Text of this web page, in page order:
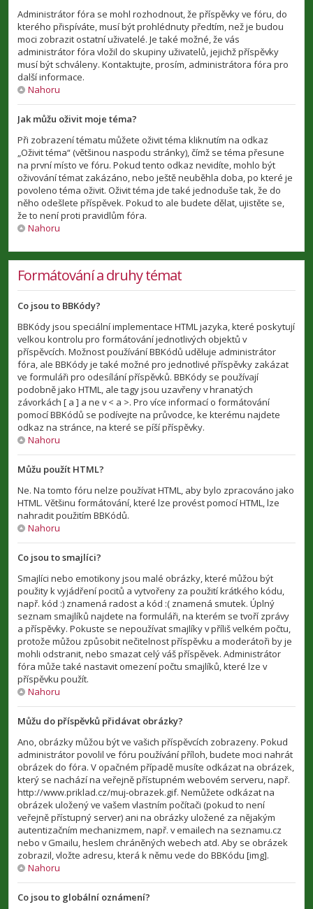
Administrátor fóra se mohl rozhodnout, že příspěvky ve fóru, do
kterého přispíváte, musí být prohlédnuty předtím, než je budou
moci zobrazit ostatní uživatelé. Je také možné, že vás
administrátor fóra vložil do skupiny uživatelů, jejichž příspěvky
musí být schváleny. Kontaktujte, prosím, administrátora fóra pro
další informace.
Nahoru
Jak můžu oživit moje téma?
Při zobrazení tématu můžete oživit téma kliknutím na odkaz
„Oživit téma“ (většinou naspodu stránky), čímž se téma přesune
na první místo ve fóru. Pokud tento odkaz nevidíte, mohlo být
oživování témat zakázáno, nebo ještě neuběhla doba, po které je
povoleno téma oživit. Oživit téma jde také jednoduše tak, že do
něho odešlete příspěvek. Pokud to ale budete dělat, ujistěte se,
že to není proti pravidlům fóra.
Nahoru
Formátování a druhy témat
Co jsou to BBKódy?
BBKódy jsou speciální implementace HTML jazyka, které poskytují
velkou kontrolu pro formátování jednotlivých objektů v
příspěvcích. Možnost používání BBKódů uděluje administrátor
fóra, ale BBKódy je také možné pro jednotlivé příspěvky zakázat
ve formuláři pro odesílání příspěvků. BBKódy se používají
podobně jako HTML, ale tagy jsou uzavřeny v hranatých
závorkách [ a ] a ne v < a >. Pro více informací o formátování
pomocí BBKódů se podívejte na průvodce, ke kterému najdete
odkaz na stránce, na které se píší příspěvky.
Nahoru
Můžu použít HTML?
Ne. Na tomto fóru nelze používat HTML, aby bylo zpracováno jako
HTML. Většinu formátování, které lze provést pomocí HTML, lze
nahradit použitím BBKódů.
Nahoru
Co jsou to smajlíci?
Smajlíci nebo emotikony jsou malé obrázky, které můžou být
použity k vyjádření pocitů a vytvořeny za použití krátkého kódu,
např. kód :) znamená radost a kód :( znamená smutek. Úplný
seznam smajlíků najdete na formuláři, na kterém se tvoří zprávy
a příspěvky. Pokuste se nepoužívat smajlíky v příliš velkém počtu,
protože můžou způsobit nečitelnost příspěvku a moderátoři by je
mohli odstranit, nebo smazat celý váš příspěvek. Administrátor
fóra může také nastavit omezení počtu smajlíků, které lze v
příspěvku použít.
Nahoru
Můžu do příspěvků přidávat obrázky?
Ano, obrázky můžou být ve vašich příspěvcích zobrazeny. Pokud
administrátor povolil ve fóru používání příloh, budete moci nahrát
obrázek do fóra. V opačném případě musíte odkázat na obrázek,
který se nachází na veřejně přístupném webovém serveru, např.
http://www.priklad.cz/muj-obrazek.gif. Nemůžete odkázat na
obrázek uložený ve vašem vlastním počítači (pokud to není
veřejně přístupný server) ani na obrázky uložené za nějakým
autentizačním mechanizmem, např. v emailech na seznamu.cz
nebo v Gmailu, heslem chráněných webech atd. Aby se obrázek
zobrazil, vložte adresu, která k němu vede do BBKódu [img].
Nahoru
Co jsou to globální oznámení?